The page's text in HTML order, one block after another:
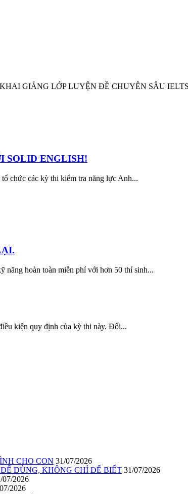
KHAI GIẢNG LỚP LUYỆN ĐỀ CHUYÊN SÂU
SOLID ENGLISH!
tổ chức các kỳ thi kiểm tra năng lực Anh...
năng hoàn toàn miễn phí với hơn 50 thí sinh...
kiện quy định của kỳ thi này. Đối...
CHO CON 31/07/2026
DÙNG, KHÔNG CHỈ ĐỂ BIẾT 31/07/2026
07/2026
2026